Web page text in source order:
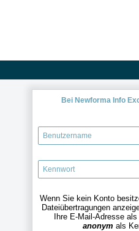
Bei Newforma Info
Wenn Sie kein Konto
Dateiübertragungen
Ihre E-Mail-Adresse
anonym als